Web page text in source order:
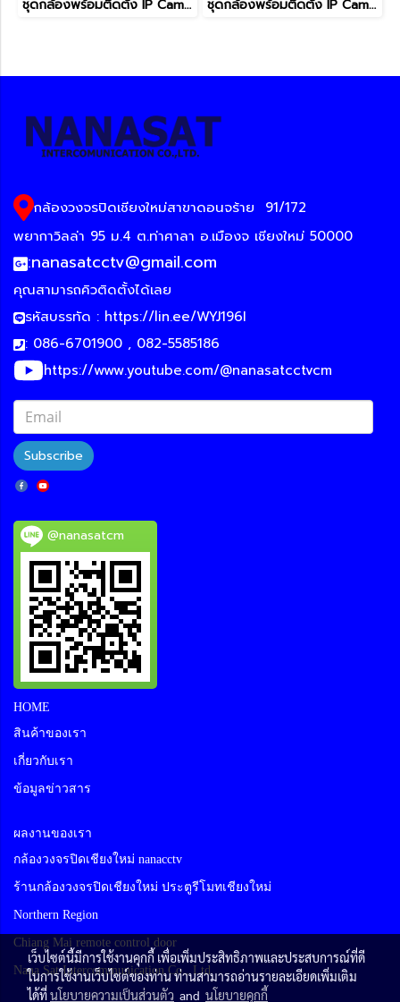
ชุดกล้องพร้อมติดตั้ง IP Camera ความคมชัด 3 MP ชุดกล้องพร้อมติดตั้ง IP Camera ความคมชัด 4 MP
กล้องวงจรปิดเชียงใหม่สาขาดอนจร้าย
91/172
พยากาวิลล่า 95 ม.4 ต.ท่าศาลา อ.เมืองจ เชียงใหม่ 50000
:nanasatcctv@gmail.com
คุณสามารถคิวติดตั้งได้เลย
รหัสบรรทัด : https://lin.ee/WYJ196I
: 086-6701900 , 082-5585186
https://www.youtube.com/@nanasatcctvcm
Subscribe
@nanasatcm
HOME
สินค้าของเรา
เกี่ยวกับเรา
ข้อมูลข่าวสาร
ผลงานของเรา
กล้องวงจรปิดเชียงใหม่ nanacctv
ร้านกล้องวงจรปิดเชียงใหม่ ประตูรีโมทเชียงใหม่
Northern Region
Chiang Mai remote control door
Nana Sat Intercommunication Co., Ltd
เว็บไซต์นี้มีการใช้งานคุกกี้ เพื่อเพิ่มประสิทธิภาพและประสบการณ์ที่ดี
ในการใช้งานเว็บไซต์ของท่าน ท่านสามารถอ่านรายละเอียดเพิ่มเติม
ได้ที่นโยบายความเป็นส่วนตัว and นโยบายคุกกี้